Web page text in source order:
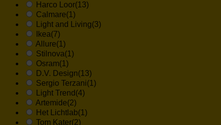
Harco Loor(13)
Calmare(1)
Light and Living(3)
Ikea(7)
Allure(1)
Stilnova(1)
Osram(1)
D.V. Design(13)
Sergio Terzani(1)
Light Trend (4)
Artemide(2)
Het Lichtlab(1)
Tom Kater(2)